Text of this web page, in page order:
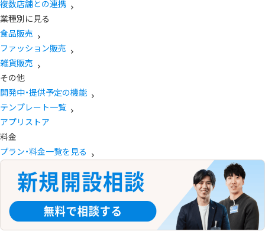
複数店舗との連携
業種別に見る
食品販売
ファッション販売
雑貨販売
その他
開発中・提供予定の機能
テンプレート一覧
アプリストア
料金
プラン・料金一覧を見る